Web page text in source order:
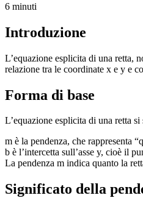
6 minuti
Introduzione
L’equazione esplicita di una retta,
relazione tra le coordinate x e y e
Forma di base
L’equazione esplicita di una retta
m è la pendenza, che rappresenta
b è l’intercetta sull’asse y, cioè il
La pendenza m indica quanto la
Significato della